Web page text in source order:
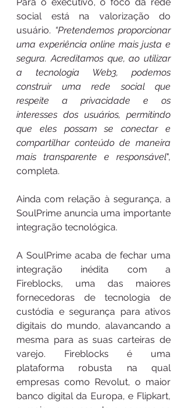
social está na valorização do
usuário. “Pretendemos proporcionar
uma experiência online mais justa e
segura. Acreditamos que, ao utilizar
a tecnologia Web3, podemos
construir uma rede social que
respeite a privacidade e os
interesses dos usuários, permitindo
que eles possam se conectar e
compartilhar conteúdo de maneira
mais transparente e responsável",
completa.
Ainda com relação à segurança, a
SoulPrime anuncia uma importante
integração tecnológica.
A SoulPrime acaba de fechar uma
integração inédita com a
Fireblocks, uma das maiores
fornecedoras de tecnologia de
custódia e segurança para ativos
digitais do mundo, alavancando a
mesma para as suas carteiras de
varejo. Fireblocks é uma
plataforma robusta na qual
empresas como Revolut, o maior
banco digital da Europa, e Flipkart,